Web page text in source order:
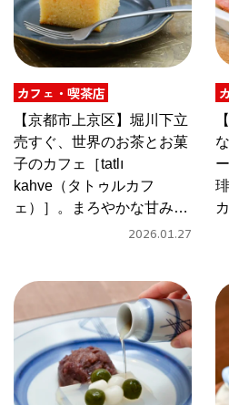
すべて
関西で開催。
おすすめの展覧会
おすすめの映画
誠光社で選びまし
おすすめのイベント
カフェ・喫茶店
【京都市上京区】堀川下立
売すぐ、世界のお茶とお菓
子のカフェ［tatlı
kahve（タトゥルカフ
ェ）］。まろやかな甘みの
トルコ式チャイを堪能2026.01.27